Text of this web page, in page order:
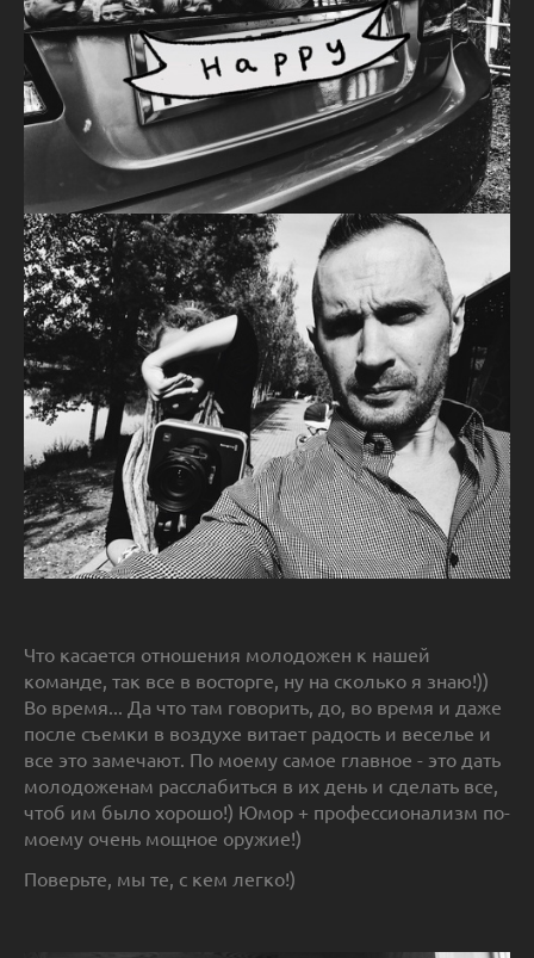
Что касается отношения молодожен к нашей
команде, так все в восторге, ну на сколько я знаю!))
Во время... Да что там говорить, до, во время и даже
после съемки в воздухе витает радость и веселье и
все это замечают. По моему самое главное - это дать
молодоженам расслабиться в их день и сделать все,
чтоб им было хорошо!) Юмор + профессионализм по-
моему очень мощное оружие!)
Поверьте, мы те, с кем легко!)